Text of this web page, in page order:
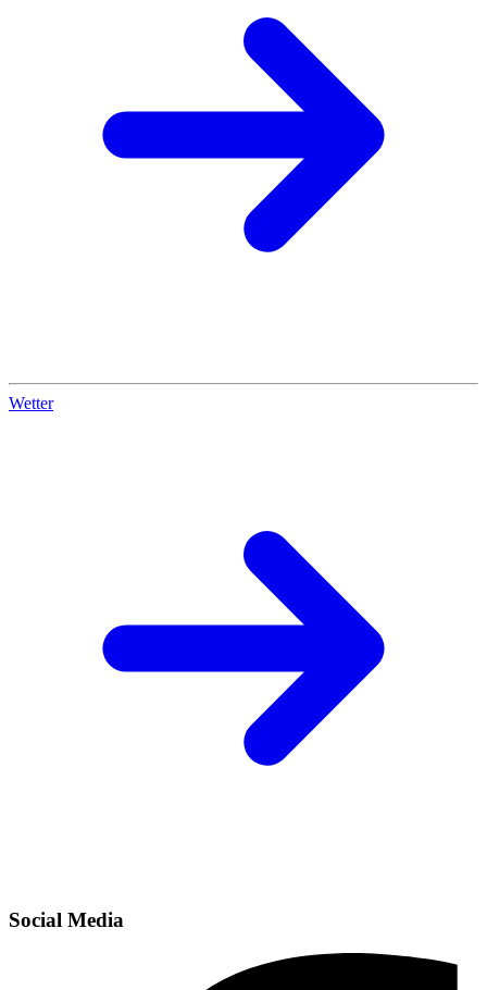
Wetter
Social Media